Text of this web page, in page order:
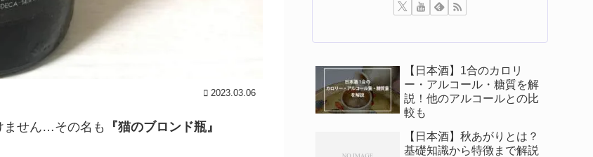
2023.03.06
ません…その名も 『猫のブロンド瓶』
【日本酒】1合のカロリ
ー・アルコール・糖質を解
説！他のアルコールとの比
較も
【日本酒】秋あがりとは？
基礎知識から特徴まで解説